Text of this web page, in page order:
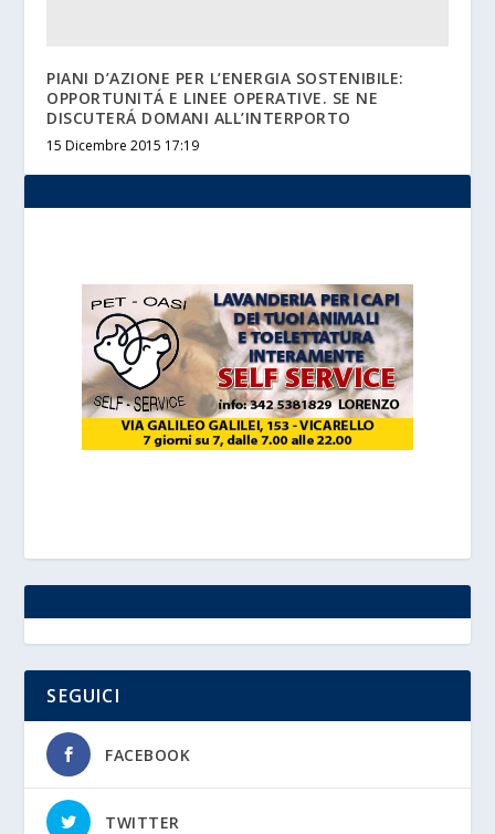
PIANI D’AZIONE PER L’ENERGIA SOSTENIBILE:
OPPORTUNITÁ E LINEE OPERATIVE. SE NE
DISCUTERÁ DOMANI ALL’INTERPORTO
15 Dicembre 2015 17:19
SEGUICI
FACEBOOK
TWITTER